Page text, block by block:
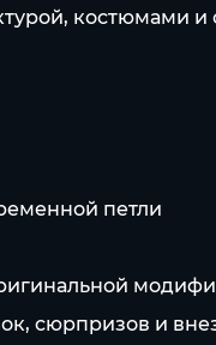
костюмами
петли
сюрпризов и